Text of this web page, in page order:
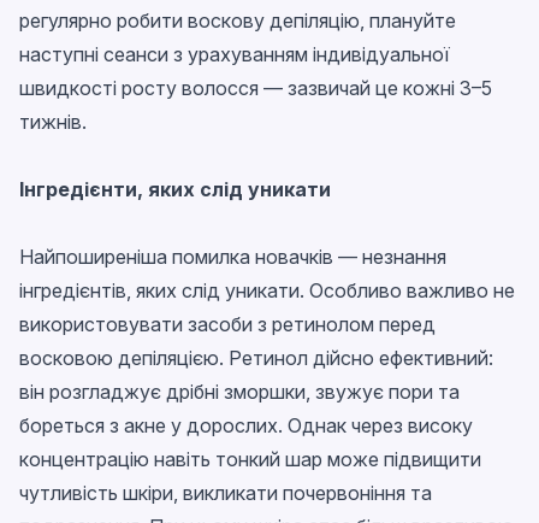
регулярно робити воскову депіляцію, плануйте
наступні сеанси з урахуванням індивідуальної
швидкості росту волосся — зазвичай це кожні 3–5
тижнів.
Інгредієнти, яких слід уникати
Найпоширеніша помилка новачків — незнання
інгредієнтів, яких слід уникати. Особливо важливо не
використовувати засоби з ретинолом перед
восковою депіляцією. Ретинол дійсно ефективний:
він розгладжує дрібні зморшки, звужує пори та
бореться з акне у дорослих. Однак через високу
концентрацію навіть тонкий шар може підвищити
чутливість шкіри, викликати почервоніння та